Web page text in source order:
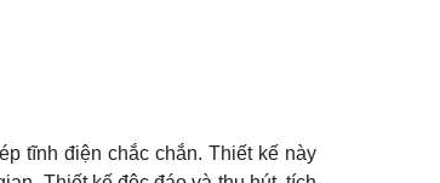
tĩnh điện chắc chắn. Thiết kế này